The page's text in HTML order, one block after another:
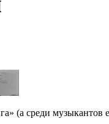
(а среди